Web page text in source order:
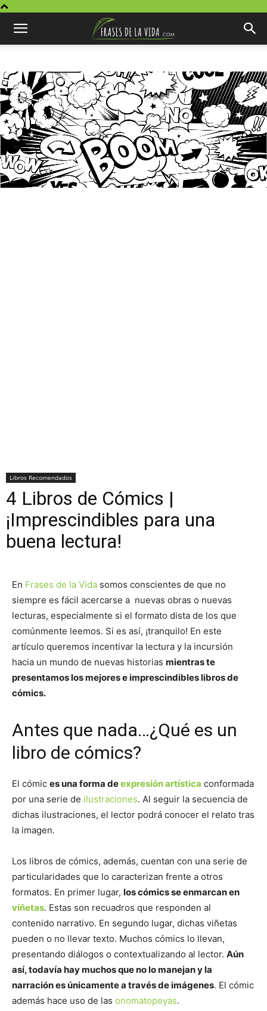
Libros Recomendados
4 Libros de Cómics |
¡Imprescindibles para una
buena lectura!
En Frases de la Vida somos conscientes de que no
siempre es fácil acercarse a nuevas obras o nuevas
lecturas, especialmente si el formato dista de los que
comúnmente leemos. Si es así, ¡tranquilo! En este
artículo queremos incentivar la lectura y la incursión
hacia un mundo de nuevas historias mientras te
presentamos los mejores e imprescindibles libros de
cómics.
Antes que nada…¿Qué es un
libro de cómics?
El cómic es una forma deexpresión artística conformada
por una serie de ilustraciones. Al seguir la secuencia de
dichas ilustraciones, el lector podrá conocer el relato tras
la imagen.
Los libros de cómics, además, cuentan con una serie de
particularidades que lo caracterizan frente a otros
formatos. En primer lugar, los cómics se enmarcan en
viñetas. Estas son recuadros que responden al
contenido narrativo. En segundo lugar, dichas viñetas
pueden o no llevar texto. Muchos cómics lo llevan,
presentando diálogos o contextualizando al lector. Aún
así, todavía hay muchos que no lo manejan y la
narración es únicamente a través de imágenes. El cómic
además hace uso de las onomatopeyas.